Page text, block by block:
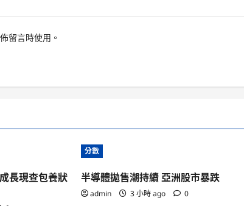
留言時使用。
長現查包養狀
分數
半導體拋售潮持續 亞洲股市暴跌
admin 3 小時 ago 0